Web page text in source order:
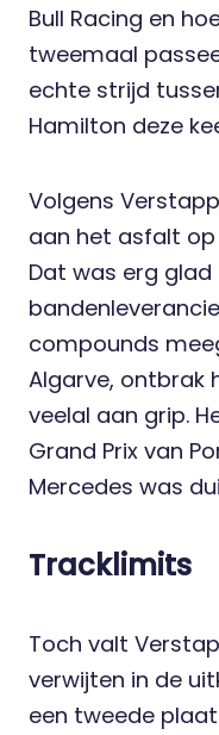
Bull Racing en
tweemaal
echte strijd
Hamilton deze
Volgens
aan het asfalt op
Dat was erg
compounds
Algarve, ontbrak
veelal aan grip.
Grand Prix van
Mercedes was
Tracklimits
Toch valt
verwijten in de
een tweede